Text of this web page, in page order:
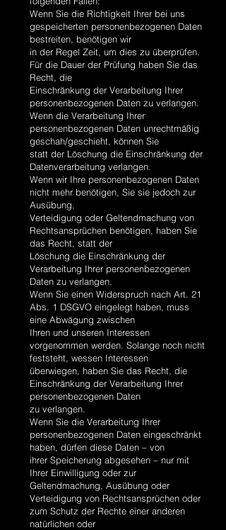
Wenn Sie die Richtigkeit Ihrer bei uns
gespeicherten personenbezogenen Daten
bestreiten, benötigen wir
in der Regel Zeit, um dies zu überprüfen.
Für die Dauer der Prüfung haben Sie das
Recht, die
Einschränkung der Verarbeitung Ihrer
personenbezogenen Daten zu verlangen.
Wenn die Verarbeitung Ihrer
personenbezogenen Daten unrechtmäßig
geschah/geschieht, können Sie
statt der Löschung die Einschränkung der
Datenverarbeitung verlangen.
Wenn wir Ihre personenbezogenen Daten
nicht mehr benötigen, Sie sie jedoch zur
Ausübung,
Verteidigung oder Geltendmachung von
Rechtsansprüchen benötigen, haben Sie
das Recht, statt der
Löschung die Einschränkung der
Verarbeitung Ihrer personenbezogenen
Daten zu verlangen.
Wenn Sie einen Widerspruch nach Art. 21
Abs. 1 DSGVO eingelegt haben, muss
eine Abwägung zwischen
Ihren und unseren Interessen
vorgenommen werden. Solange noch nicht
feststeht, wessen Interessen
überwiegen, haben Sie das Recht, die
Einschränkung der Verarbeitung Ihrer
personenbezogenen Daten
zu verlangen.
Wenn Sie die Verarbeitung Ihrer
personenbezogenen Daten eingeschränkt
haben, dürfen diese Daten – von
ihrer Speicherung abgesehen – nur mit
Ihrer Einwilligung oder zur
Geltendmachung, Ausübung oder
Verteidigung von Rechtsansprüchen oder
zum Schutz der Rechte einer anderen
natürlichen oder